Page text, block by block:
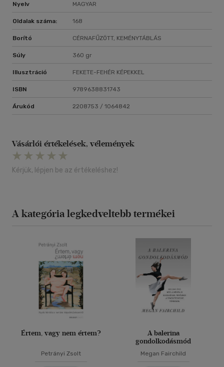
Nyelv MAGYAR
Oldalak száma: 168
Borító CÉRNAFŰZÖTT, KEMÉNYTÁBLÁS
Súly 360 gr
Illusztráció FEKETE-FEHÉR KÉPEKKEL
ISBN 9789638831743
Árukód 2208753 / 1064842
Vásárlói értékelések, vélemények
Kérjük, lépjen be az értékeléshez!
A kategória legkedveltebb termékei
Értem, vagy nem értem?
Petrányi Zsolt
A balerina
gondolkodásmód
Megan Fairchild